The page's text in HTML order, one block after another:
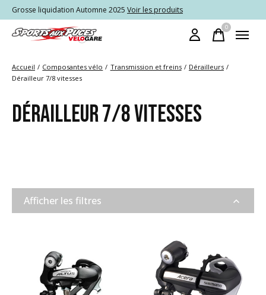
Grosse liquidation Automne 2025 Voir les produits
0items
Accueil / Composantes vélo / Transmission et freins / Dérailleurs /
Dérailleur 7/8 vitesses
DÉRAILLEUR 7/8 VITESSES
Afficher les filtres